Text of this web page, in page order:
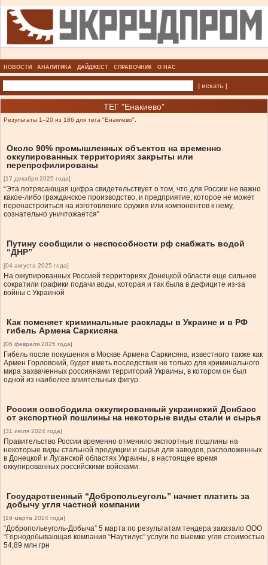
НОВОСТИ АНАЛИТИКА ДАЙДЖЕСТ СПРАВОЧНИК О НАС
| искать |
ТЕГ "Енакиево"
Результаты 1–20 из 186 для тега "Енакиево".
Около 90% промышленных объектов на временно
оккупированных территориях закрыты или
перепрофилированы
[17 декабря 2025 года]
“Эта потрясающая цифра свидетельствует о том, что для России не важно
какое-либо гражданское производство, и предприятие, которое не может
перенастроиться на изготовление оружия или компонентов к нему,
сознательно уничтожается”
Путину сообщили о неспособности рф снабжать водой
“ДНР”
[04 августа 2025 года]
На оккупированных Россией территориях Донецкой области еще сильнее
сократили графики подачи воды, которая и так была в дефиците из-за
войны с Украиной
Как поменяет криминальные расклады в Украине и в РФ
гибель Армена Саркисяна
[06 февраля 2025 года]
Гибель после покушения в Москве Армена Саркисяна, известного также как
Армен Горловский, будет иметь последствия не только для криминального
мира захваченных россиянами территорий Украины, в котором он был
одной из наиболее влиятельных фигур.
Россия освободила оккупированный украинский Донбасс
от экспортной пошлины на некоторые виды стали и сырья
[31 июля 2024 года]
Правительство России временно отменило экспортные пошлины на
некоторые виды стальной продукции и сырья для заводов, расположенных
в Донецкой и Луганской областях Украины, в настоящее время
оккупированных российскими войсками.
Государственный “Добропольеуголь” начнет платить за
добычу угля частной компании
[19 марта 2024 года]
“Добропольеуголь-Добыча” 5 марта по результатам тендера заказало ООО
“Горнодобывающая компания “Наутилус” услуги по выемке угля стоимостью
54,89 млн грн